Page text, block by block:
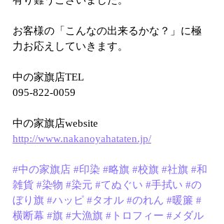
お客様の「こんなの出来るかな？」に極
力お応えしていきます。
中の家旗店TEL
095-822-0059
中の家旗店website
http://www.nakanoyahataten.jp/
#中の家旗店 #印染 #略旗 #校旗 #社旗 #和
雑貨 #染物 #染元 #てぬぐい #手拭い #の
ぼり旗 #ハッピ #タオル #のれん #暖簾 #
横断幕 #旗 #大漁旗 #トロフィー #メダル